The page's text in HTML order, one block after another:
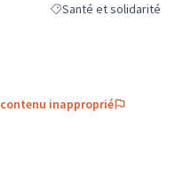
Filtrer les résultats de
Santé et solidarité
inapproprié